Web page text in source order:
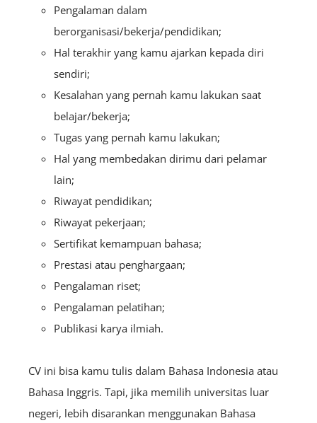
Pengalaman dalam
berorganisasi/bekerja/pendidikan;
Hal terakhir yang kamu ajarkan kepada diri
sendiri;
Kesalahan yang pernah kamu lakukan saat
belajar/bekerja;
Tugas yang pernah kamu lakukan;
Hal yang membedakan dirimu dari pelamar
lain;
Riwayat pendidikan;
Riwayat pekerjaan;
Sertifikat kemampuan bahasa;
Prestasi atau penghargaan;
Pengalaman riset;
Pengalaman pelatihan;
Publikasi karya ilmiah.
CV ini bisa kamu tulis dalam Bahasa Indonesia atau
Bahasa Inggris. Tapi, jika memilih universitas luar
negeri, lebih disarankan menggunakan Bahasa